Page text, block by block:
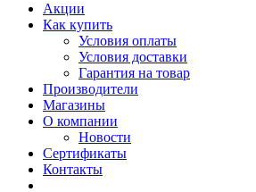
Акции
Как купить
Условия оплаты
Условия доставки
Гарантия на товар
Производители
Магазины
О компании
Новости
Сертификаты
Контакты